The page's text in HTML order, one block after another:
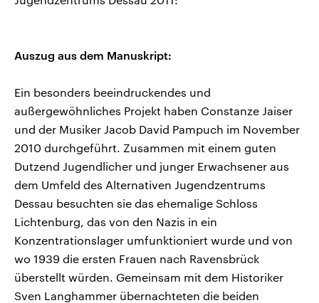
Auszug aus dem Manuskript:
Ein besonders beeindruckendes und
außergewöhnliches Projekt haben Constanze Jaiser
und der Musiker Jacob David Pampuch im November
2010 durchgeführt. Zusammen mit einem guten
Dutzend Jugendlicher und junger Erwachsener aus
dem Umfeld des Alternativen Jugendzentrums
Dessau besuchten sie das ehemalige Schloss
Lichtenburg, das von den Nazis in ein
Konzentrationslager umfunktioniert wurde und von
wo 1939 die ersten Frauen nach Ravensbrück
überstellt würden. Gemeinsam mit dem Historiker
Sven Langhammer übernachteten die beiden